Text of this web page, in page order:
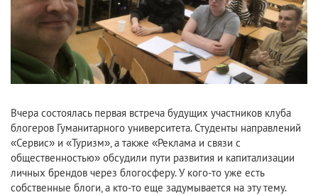
Вчера состоялась первая встреча будущих участников клуба
блогеров Гуманитарного университета. Студенты направлений
«Сервис» и «Туризм», а также «Реклама и связи с
общественностью» обсудили пути развития и капитализации
личных брендов через блогосферу. У кого-то уже есть
собственные блоги, а кто-то еще задумывается на эту тему.